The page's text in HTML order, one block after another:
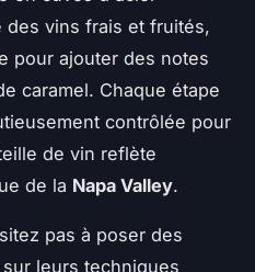
des vins frais et fruités,
pour ajouter des notes
caramel. Chaque étape
contrôlée pour
de vin reflète
de la Napa Valley.
pas à poser des
leurs techniques